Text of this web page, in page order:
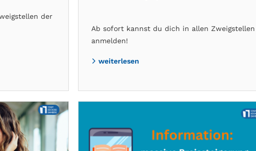
der
Ab sofort kannst du dich in allen Zweigstellen
anmelden!
weiterlesen